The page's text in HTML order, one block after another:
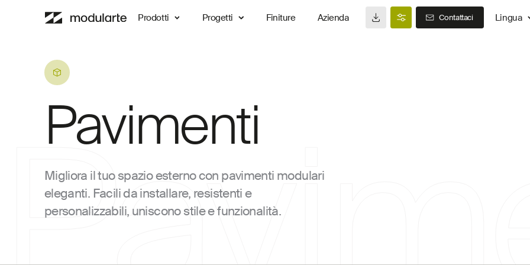
Prodotti Progetti Finiture Azienda Contattaci Lingua
Pavimenti
Migliora il tuo spazio esterno con pavimenti modulari
eleganti. Facili da installare, resistenti e
personalizzabili, uniscono stile e funzionalità.